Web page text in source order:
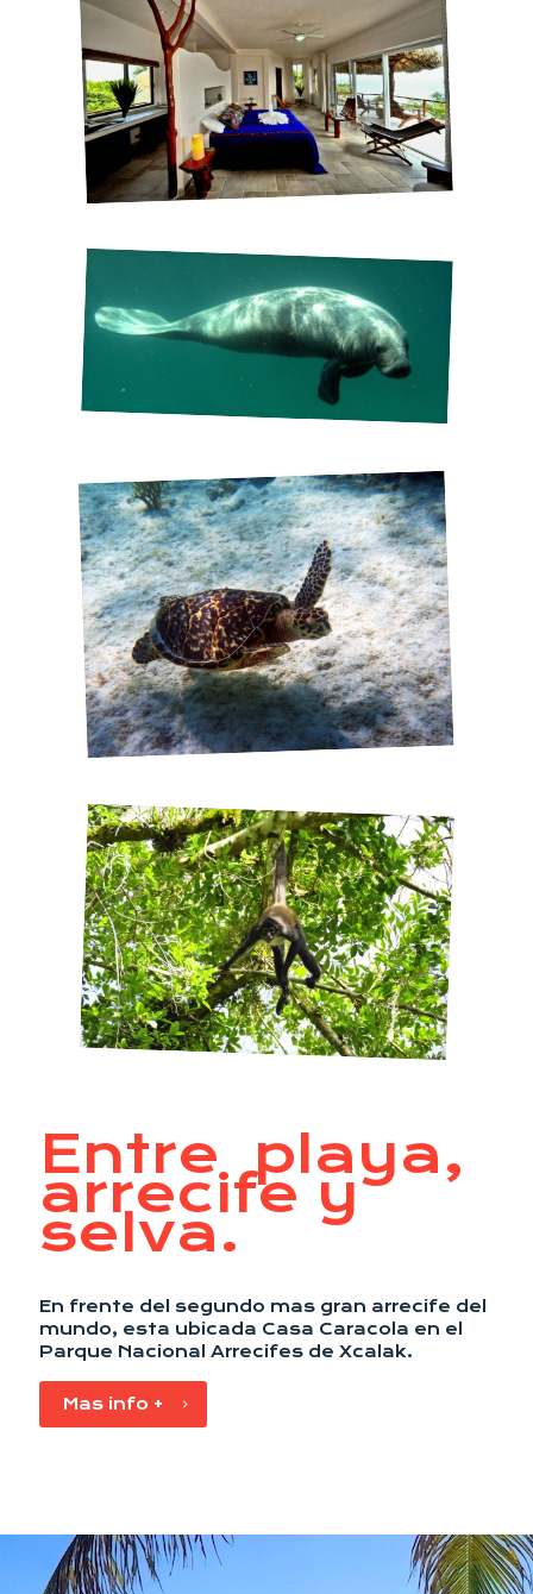
Entre playa,
arrecife y
selva.
En frente del segundo mas gran arrecife del
mundo, esta ubicada Casa Caracola en el
Parque Nacional Arrecifes de Xcalak.
Mas info +